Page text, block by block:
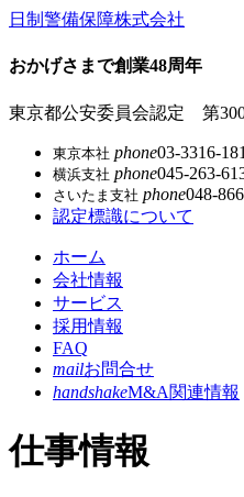
コ
テ
ツ
日制警備保障株式会社
おかげさまで創業48周年
東京都公安委員会認定 第
東京本社 phone03-3316-
横浜支社 phone045-263-
さいたま支社 phone048-
認定標識について
ホーム
会社情報
サービス
採用情報
FAQ
mailお問合せ
handshakeM&A関連情報
仕事情報